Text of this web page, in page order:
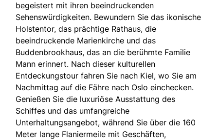
begeistert mit ihren beeindruckenden
Sehenswürdigkeiten. Bewundern Sie das ikonische
Holstentor, das prächtige Rathaus, die
beeindruckende Marienkirche und das
Buddenbrookhaus, das an die berühmte Familie
Mann erinnert. Nach dieser kulturellen
Entdeckungstour fahren Sie nach Kiel, wo Sie am
Nachmittag auf die Fähre nach Oslo einchecken.
Genießen Sie die luxuriöse Ausstattung des
Schiffes und das umfangreiche
Unterhaltungsangebot, während Sie über die 160
Meter lange Flaniermeile mit Geschäften,